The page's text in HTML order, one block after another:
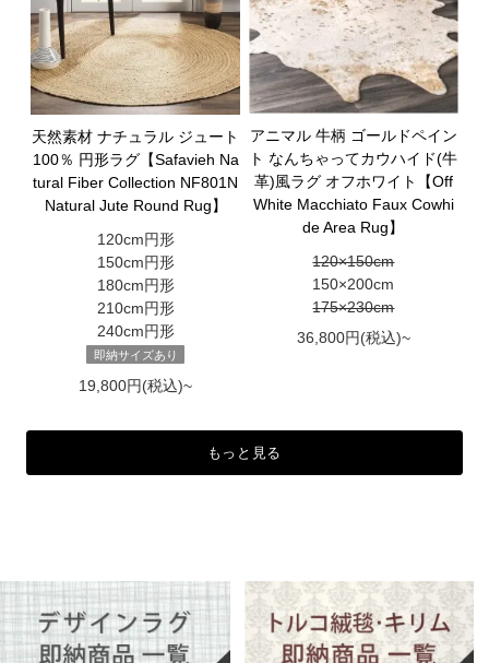
天然素材 ナチュラル ジュート
100％ 円形ラグ【Safavieh Na
tural Fiber Collection NF801N
Natural Jute Round Rug】
120cm円形
150cm円形
180cm円形
210cm円形
240cm円形
即納サイズあり
19,800円(税込)~
アニマル 牛柄 ゴールドペイン
ト なんちゃってカウハイド(牛
革)風ラグ オフホワイト【Off
White Macchiato Faux Cowhi
de Area Rug】
120×150cm
150×200cm
175×230cm
36,800円(税込)~
もっと見る